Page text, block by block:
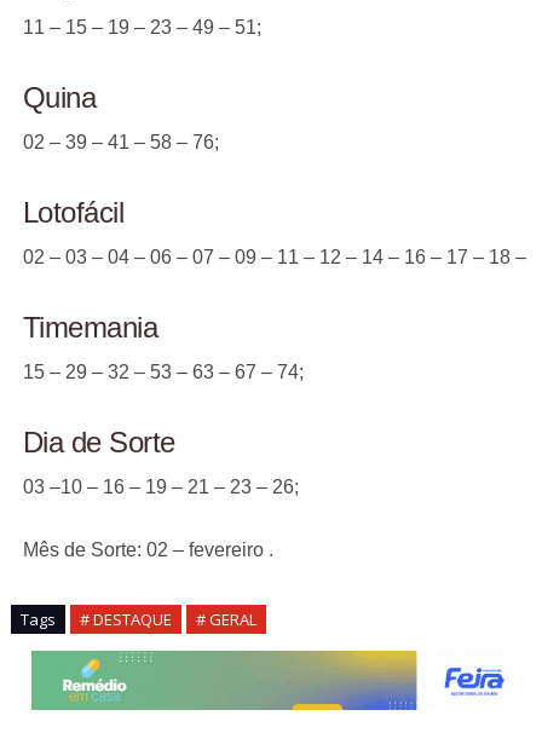
11 – 15 – 19 – 23 – 49 – 51;
Quina
02 – 39 – 41 – 58 – 76;
Lotofácil
02 – 03 – 04 – 06 – 07 – 09 – 11 – 12 – 14 – 16 – 17 – 18 –
Timemania
15 – 29 – 32 – 53 – 63 – 67 – 74;
Dia de Sorte
03 –10 – 16 – 19 – 21 – 23 – 26;
Mês de Sorte: 02 – fevereiro .
Tags # DESTAQUE # GERAL